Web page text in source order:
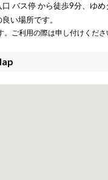
口 バス停 から徒歩9分、ゆ
い場所です。
ご利用の際は申し付けくださ